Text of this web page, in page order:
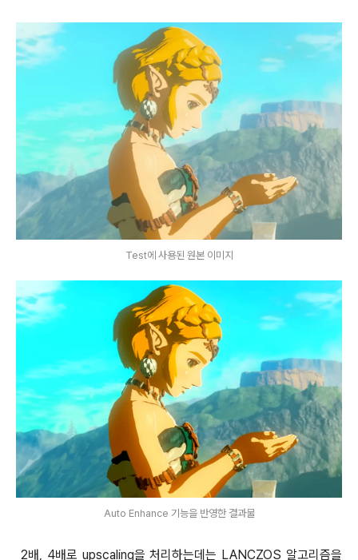
Test에 사용된 원본 이미지
Auto Enhance 기능을 반영한 결과물
2배, 4배로 upscaling을 처리하는데는 LANCZOS 알고리즘을